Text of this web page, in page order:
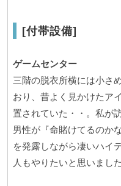
[付帯設備]
ゲームセンター
三階の脱衣所横には小さ
おり、昔よく見かけたア
置されていた・・。私が
男性が『命賭けてるのか
を発露しながら凄いハイ
人もやりたいと思いまし